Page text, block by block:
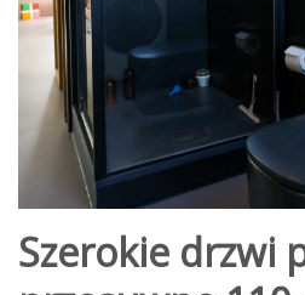
Szerokie drzwi